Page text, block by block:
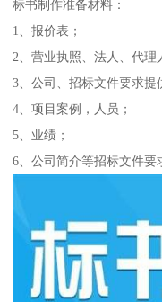
标书制作准备材料：
1、报价表；
2、营业执照、法人、代理
3、公司、招标文件要求提
4、项目案例，人员；
5、业绩；
6、公司简介等招标文件要